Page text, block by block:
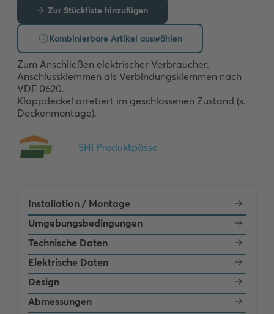
Zur Stückliste hinzufügen
Kombinierbare Artikel auswählen
Zum Anschließen elektrischer Verbraucher.
Anschlussklemmen als Verbindungsklemmen nach
VDE 0620.
Klappdeckel arretiert im geschlossenen Zustand (s.
Deckenmontage).
Installation / Montage
Umgebungsbedingungen
Technische Daten
Elektrische Daten
Design
Abmessungen